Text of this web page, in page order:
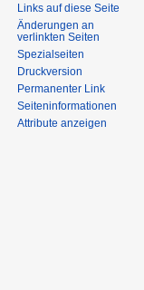
Links auf diese Seite
Änderungen an
verlinkten Seiten
Spezialseiten
Druckversion
Permanenter Link
Seiten­informationen
Attribute anzeigen